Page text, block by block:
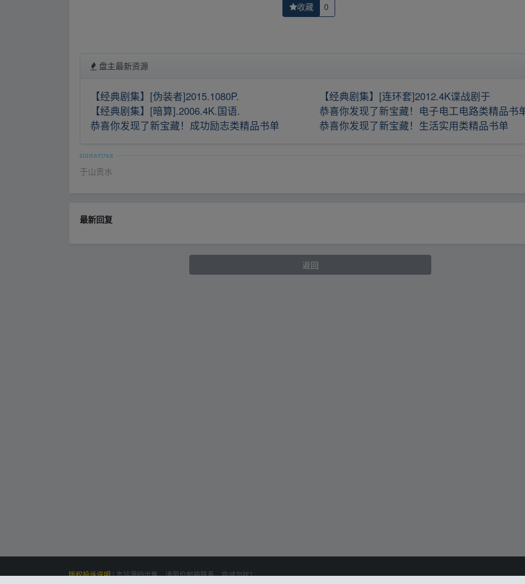
收藏 0
盘主最新资源
【经典剧集】[伪装者]2015.1080P.
【经典剧集】[连环套]2012.4K谍战剧于
【经典剧集】[暗算].2006.4K.国语.
恭喜你发现了新宝藏！电子电工电路类精品书
恭喜你发现了新宝藏！成功励志类精品书单
恭喜你发现了新宝藏！生活实用类精品书单
于山贡水
最新回复
返回
版权投诉说明|本站源码出售，请带价邮箱联系，非诚勿扰！